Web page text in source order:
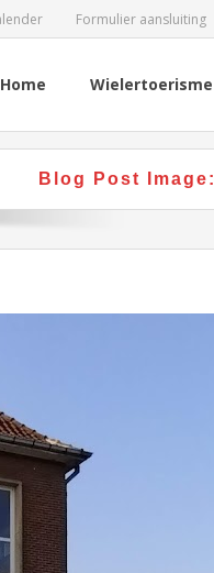
Formulier aansluiting
Home Wielertoerisme
Blog Post Image: